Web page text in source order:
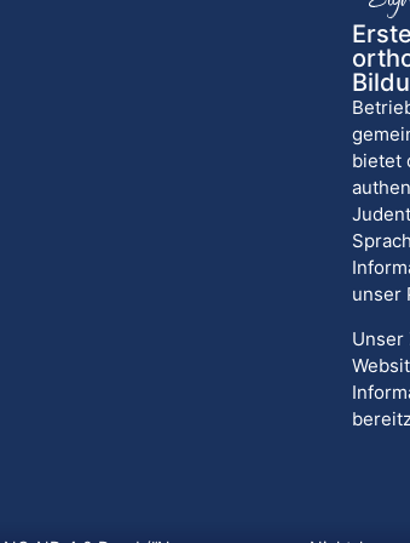
bietet
unser
Unser